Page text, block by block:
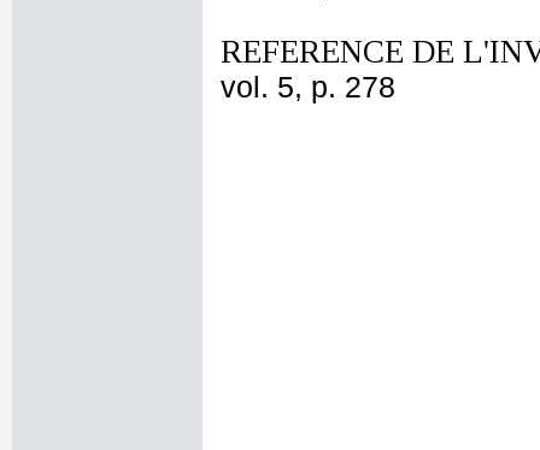
REFERENCE DE
vol. 5, p. 278